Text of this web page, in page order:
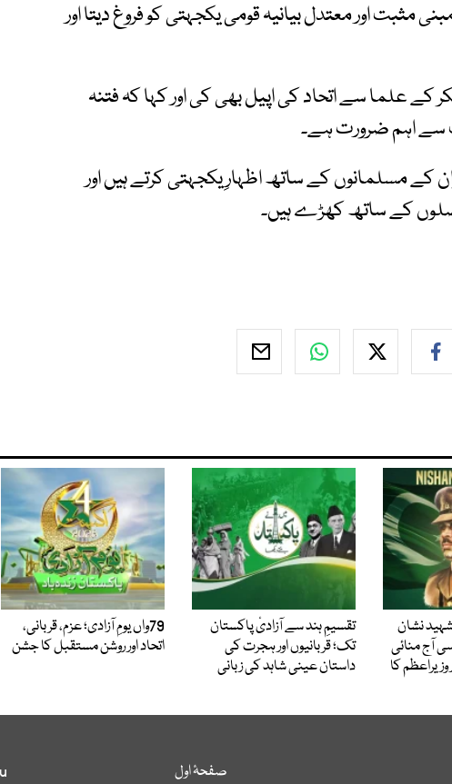
مثبت اور معتدل بیانیہ قومی یکجہتی کو فروغ دیتا اور
کے علما سے اتحاد کی اپیل بھی کی اور کہا کہ فتنہ
سے اہم ضرورت ہے۔
کے مسلمانوں کے ساتھ اظہارِ یکجہتی کرتے ہیں اور
کے ساتھ کھڑے ہیں۔
نشان
برسی آج منائی
کا
تقسیمِ ہند سے آزادیٔ پاکستان
تک؛ قربانیوں اور ہجرت کی
داستان عینی شاہد کی زبانی
79واں یومِ آزادی؛ عزم، قربانی،
اتحاد اور روشن مستقبل کا جشن
صفحۂ اول